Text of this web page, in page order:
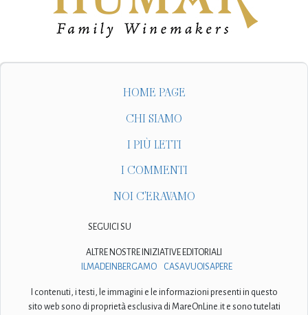
HOME PAGE
CHI SIAMO
I PIÙ LETTI
I COMMENTI
NOI C'ERAVAMO
SEGUICI SU
ALTRE NOSTRE INIZIATIVE EDITORIALI
ILMADEINBERGAMO
CASAVUOISAPERE
I contenuti, i testi, le immagini e le informazioni presenti in questo
sito web sono di proprietà esclusiva di MareOnLine.it e sono tutelati